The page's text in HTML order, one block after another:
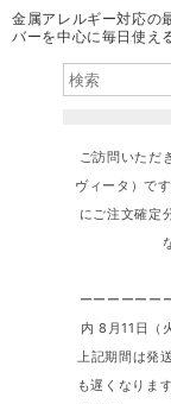
金属アレルギー対応の
バーを中心に毎日使え
ご訪問いただ
ヴィータ）で
にご注文確定
ー
ーーーーーー
内 8月11日（
上記期間は発
も遅くなりま